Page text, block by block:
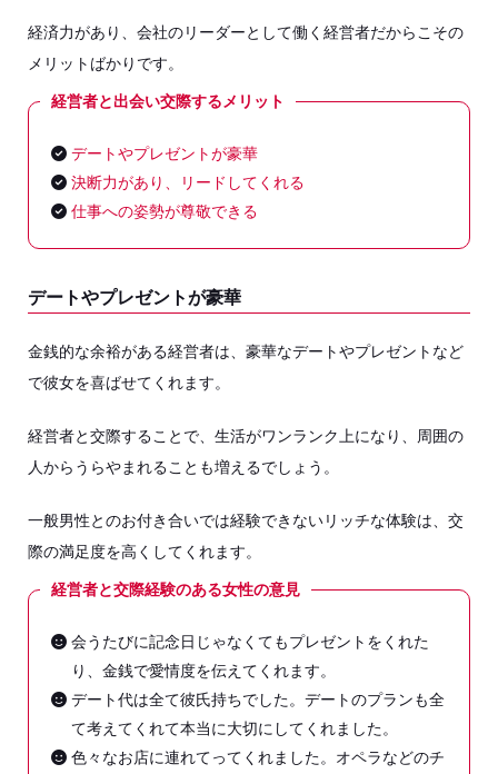
経済力があり、会社のリーダーとして働く経営者だからこその
メリットばかりです。
経営者と出会い交際するメリット
デートやプレゼントが豪華
決断力があり、リードしてくれる
仕事への姿勢が尊敬できる
デートやプレゼントが豪華
金銭的な余裕がある経営者は、豪華なデートやプレゼントなど
で彼女を喜ばせてくれます。
経営者と交際することで、生活がワンランク上になり、周囲の
人からうらやまれることも増えるでしょう。
一般男性とのお付き合いでは経験できないリッチな体験は、交
際の満足度を高くしてくれます。
経営者と交際経験のある女性の意見
会うたびに記念日じゃなくてもプレゼントをくれた
り、金銭で愛情度を伝えてくれます。
デート代は全て彼氏持ちでした。デートのプランも全
て考えてくれて本当に大切にしてくれました。
色々なお店に連れてってくれました。オペラなどのチ